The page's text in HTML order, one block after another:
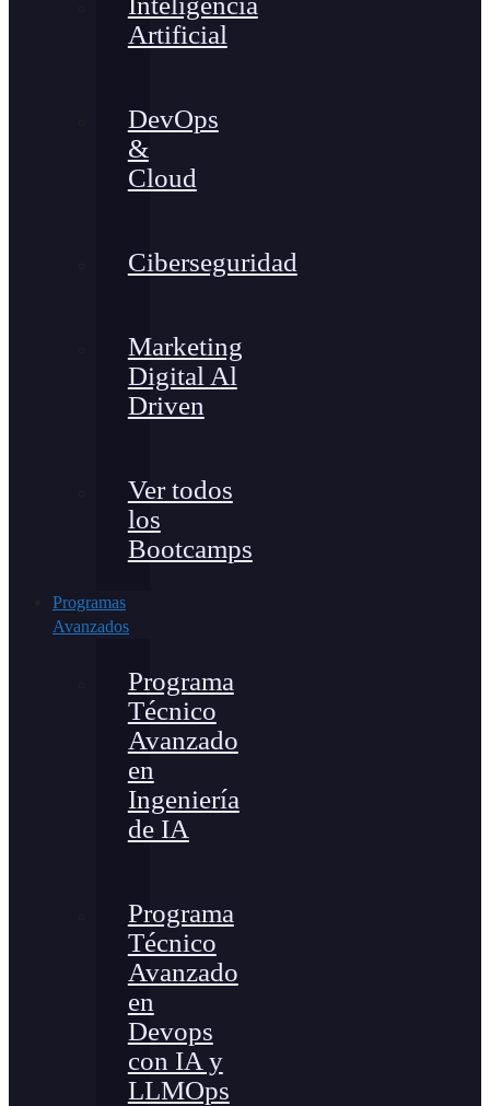
Artificial
DevOps
&
Cloud
Ciberseguridad
Marketing
Digital Al
Driven
Ver todos
los
Bootcamps
Programas
Avanzados
Programa
Técnico
Avanzado
en
Ingeniería
de IA
Programa
Técnico
Avanzado
en
Devops
con IA y
LLMOps